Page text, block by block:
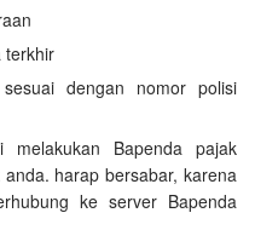
terkhir
dengan nomor polisi
Bapenda pajak
harap bersabar, karena
ke server Bapenda